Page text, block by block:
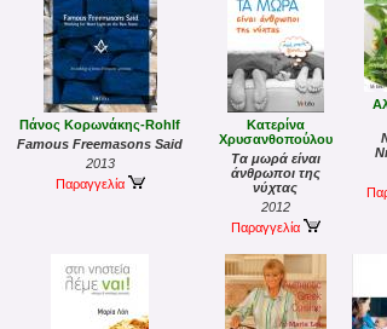
Πάνος Κορωνάκης-Rohlf
Famous Freemasons Said
2013
Παραγγελία
Κατερίνα
Χρυσανθοπούλου
Τα μωρά είναι
άνθρωποι της
νύχτας
2012
Παραγγελία